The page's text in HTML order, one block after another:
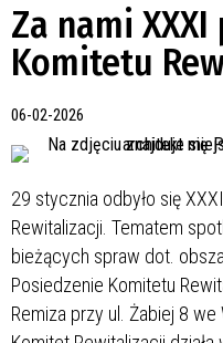
Za nami
Komitetu
06-02-2026
29 stycznia odbyło się
Rewitalizacji. Tematem
bieżących spraw dot.
Posiedzenie Komitetu
Remiza przy ul. Żabiej 8 we